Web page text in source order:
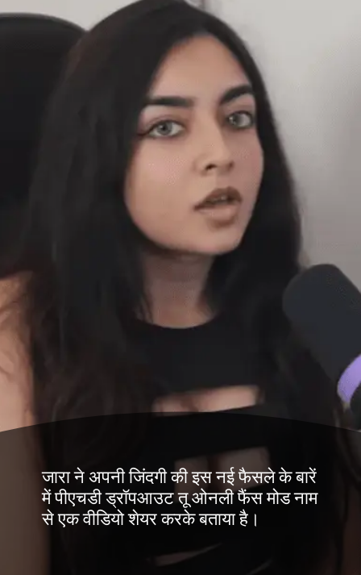
जारा ने अपनी जिंदगी की इस नई फैसले के बारें
में पीएचडी ड्रॉपआउट तू ओनली फैंस मोड नाम
से एक वीडियो शेयर करके बताया है।